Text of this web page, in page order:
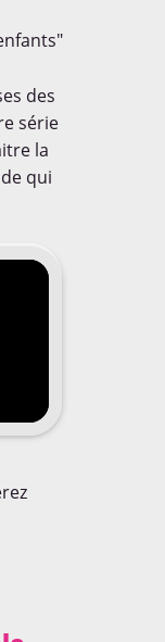
des
série
la
qui